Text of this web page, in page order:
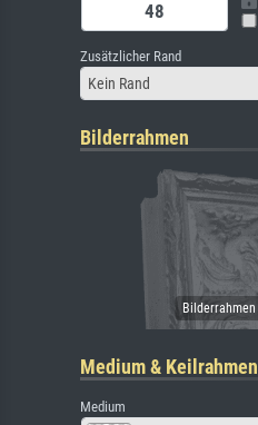
Zusätzlicher Rand
Kein Rand
Bilderrahmen
Medium & Keilrahmen
Medium